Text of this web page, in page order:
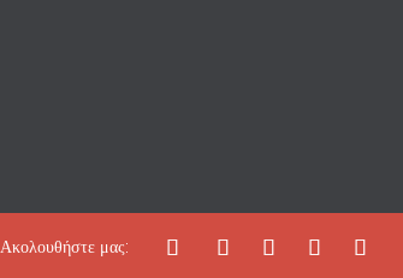
Ακολουθήστε μας:     